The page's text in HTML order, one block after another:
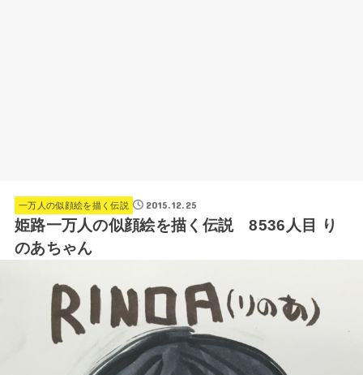
一万人の似顔絵を描く伝説 2015.12.25
姫路一万人の似顔絵を描く伝説 8536人目 り
のあちゃん